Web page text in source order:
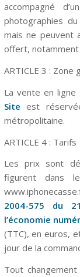
accompagné
photographies
mais ne peuvent
offert, notamment
ARTICLE 3 : Zone
La vente en
Site est
métropolitaine.
ARTICLE 4 : Tarifs
Lesprix sont
figurent dans
2004-575 du
l’économie
(TTC), en euros,
jour de la
Tout